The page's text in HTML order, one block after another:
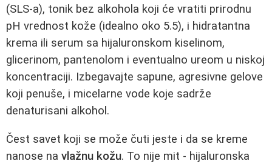
(SLS-a), tonik bez alkohola koji će vratiti prirodnu
pH vrednost kože (idealno oko 5.5), i hidratantna
krema ili serum sa hijaluronskom kiselinom,
glicerinom, pantenolom i eventualno ureom u niskoj
koncentraciji. Izbegavajte sapune, agresivne gelove
koji penuše, i micelarne vode koje sadrže
denaturisani alkohol.
Čest savet koji se može čuti jeste i da se kreme
nanose na vlažnu kožu. To nije mit - hijaluronska